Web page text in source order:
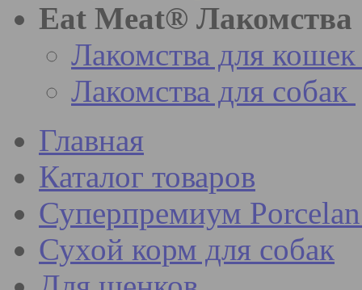
Eat Meat® Лакомства
Лакомства для кошек
Лакомства для собак
Главная
Каталог товаров
Суперпремиум
Сухой корм для собак